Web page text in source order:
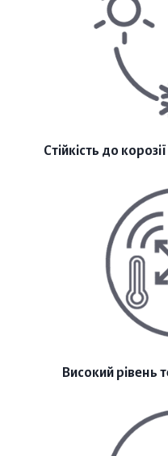
Стійкість до
Високий рівень